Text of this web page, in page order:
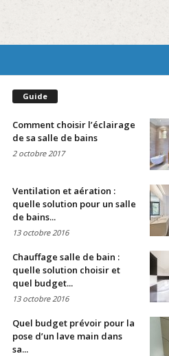
Guide
Comment choisir l’éclairage
de sa salle de bains
2 octobre 2017
Ventilation et aération :
quelle solution pour un salle
de bains...
13 octobre 2016
Chauffage salle de bain :
quelle solution choisir et
quel budget...
13 octobre 2016
Quel budget prévoir pour la
pose d’un lave main dans
sa...